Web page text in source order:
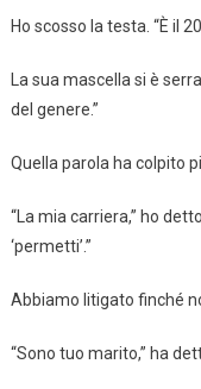
Ho scosso la testa. “È il
La sua mascella si è
del genere.”
Quella parola ha colpito
“La mia carriera,” ho
‘permetti’.”
Abbiamo litigato finché
“Sono tuo marito,” ha